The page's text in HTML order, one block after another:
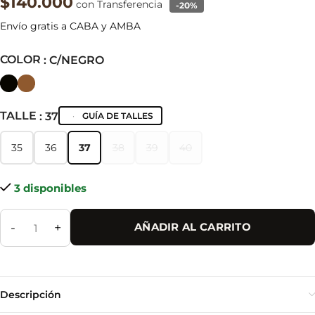
COLOR : C/NEGRO
TALLE : 37 GUÍA DE TALLES
35
35 36
36 37
37
3 disponibles
- + AÑADIR AL CARRITO
con Transferencia -20%
Envío gratis a CABA y AMBA
Descripción